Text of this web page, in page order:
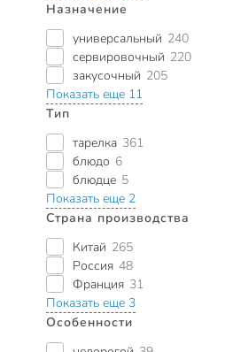
Назначение
универсальный 240
сервировочный 220
закусочный 205
Показать еще 11
Тип
тарелка 361
блюдо 6
блюдце 5
Показать еще 2
Страна производства
Китай 265
Россия 48
Франция 31
Показать еще 3
Особенности